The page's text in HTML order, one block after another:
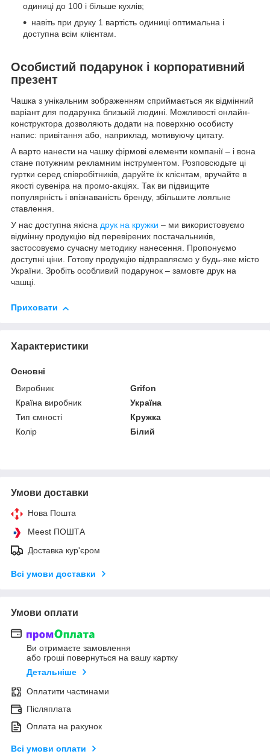
одиниці до 100 і більше кухлів;
навіть при друку 1 вартість одиниці оптимальна і
доступна всім клієнтам.
Особистий подарунок і корпоративний
презент
Чашка з унікальним зображенням сприймається як відмінний
варіант для подарунка близькій людині. Можливості онлайн-
конструктора дозволяють додати на поверхню особисту
напис: привітання або, наприклад, мотивуючу цитату.
А варто нанести на чашку фірмові елементи компанії – і вона
стане потужним рекламним інструментом. Розповсюдьте ці
гуртки серед співробітників, даруйте їх клієнтам, вручайте в
якості сувеніра на промо-акціях. Так ви підвищите
популярність і впізнаваність бренду, збільшите лояльне
ставлення.
У нас доступна якісна друк на кружки – ми використовуємо
відмінну продукцію від перевірених постачальників,
застосовуємо сучасну методику нанесення. Пропонуємо
доступні ціни. Готову продукцію відправляємо у будь-яке місто
України. Зробіть особливий подарунок – замовте друк на
чашці.
Приховати
Характеристики
Основні
Виробник
Grifon
Країна виробник
Україна
Тип ємності
Кружка
Колір
Білий
Умови доставки
Нова Пошта
Meest ПОШТА
Доставка кур'єром
Всі умови доставки
Умови оплати
Ви отримаєте замовлення
або гроші повернуться на вашу картку
Детальніше
Оплатити частинами
Післяплата
Оплата на рахунок
Всі умови оплати